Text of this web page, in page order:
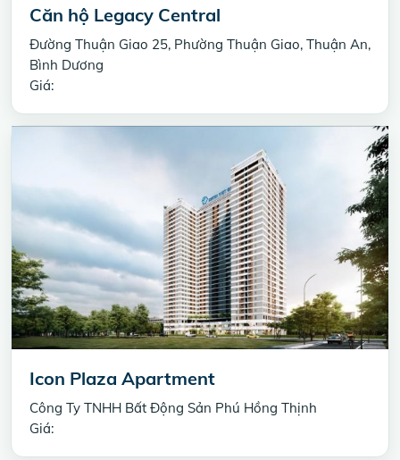
Căn hộ Legacy Central
Đường Thuận Giao 25, Phường Thuận Giao, Thuận An,
Bình Dương
Giá:
Icon Plaza Apartment
Công Ty TNHH Bất Động Sản Phú Hồng Thịnh
Giá: